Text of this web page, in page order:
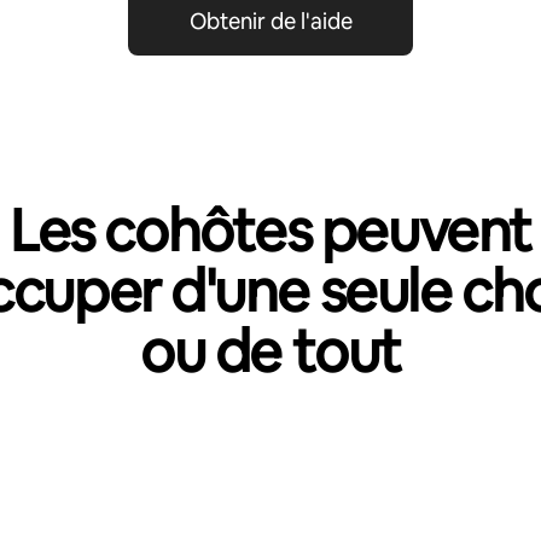
Obtenir de l'aide
Les cohôtes peuvent
d'une seule
ou de tout